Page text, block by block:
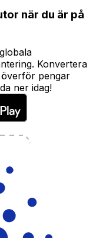
när du är på
Konvertera
pengar
ner idag!